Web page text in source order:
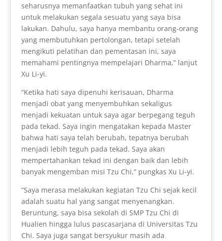
seharusnya memanfaatkan tubuh yang sehat ini
untuk melakukan segala sesuatu yang saya bisa
lakukan. Dahulu, saya hanya membantu orang-orang
yang membutuhkan pertolongan, tetapi setelah
mengikuti pelatihan dan pementasan ini, saya
memahami pentingnya mempelajari Dharma,” lanjut
Xu Li-yi.
“Ketika hati saya dipenuhi kerisauan, Dharma
menjadi obat yang menyembuhkan sekaligus
menjadi kekuatan untuk saya agar berpegang teguh
pada tekad. Saya ingin mengatakan kepada Master
bahwa hati saya telah berubah, tepatnya berubah
menjadi lebih teguh pada tekad. Saya akan
mempertahankan tekad ini dengan baik dan lebih
banyak mengemban misi Tzu Chi,” pungkas Xu Li-yi.
“Saya merasa melakukan kegiatan Tzu Chi sejak kecil
adalah suatu hal yang sangat menyenangkan.
Beruntung, saya bisa sekolah di SMP Tzu Chi di
Hualien hingga lulus pascasarjana di Universitas Tzu
Chi. Saya juga sangat bersyukur masih ada